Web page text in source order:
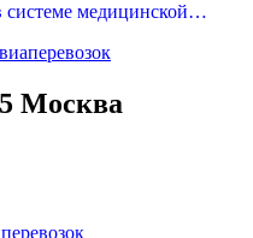
системе медицинской…
Москва